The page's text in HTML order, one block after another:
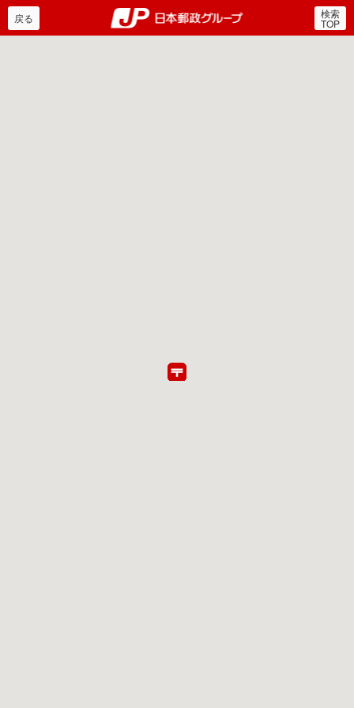
郵便局・日本郵政グルー
戻る 検索
TOP